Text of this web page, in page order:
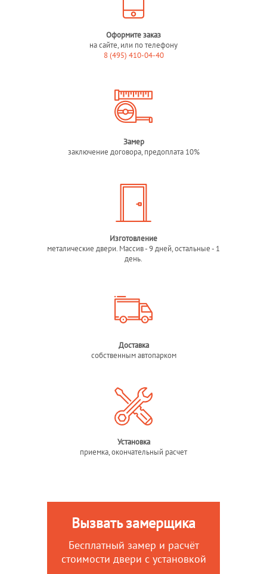
Оформите заказ
на сайте, или по телефону
8 (495) 410-04-40
Замер
заключение договора, предоплата 10%
Изготовление
металические двери. Массив - 9 дней, остальные - 1
день.
Доставка
собственным автопарком
Установка
приемка, окончательный расчет
Вызвать замерщика
Бесплатный замер и расчёт
стоимости двери с установкой